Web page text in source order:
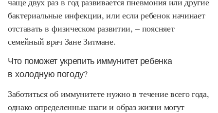
бактериальные инфекции, или если ребенок начинает
отставать в физическом развитии, – поясняет
семейный врач Зане Зитмане.
Что поможет укрепить иммунитет ребенка
в холодную погоду?
Заботиться об иммунитете нужно в течение всего года,
однако определенные шаги и образ жизни могут